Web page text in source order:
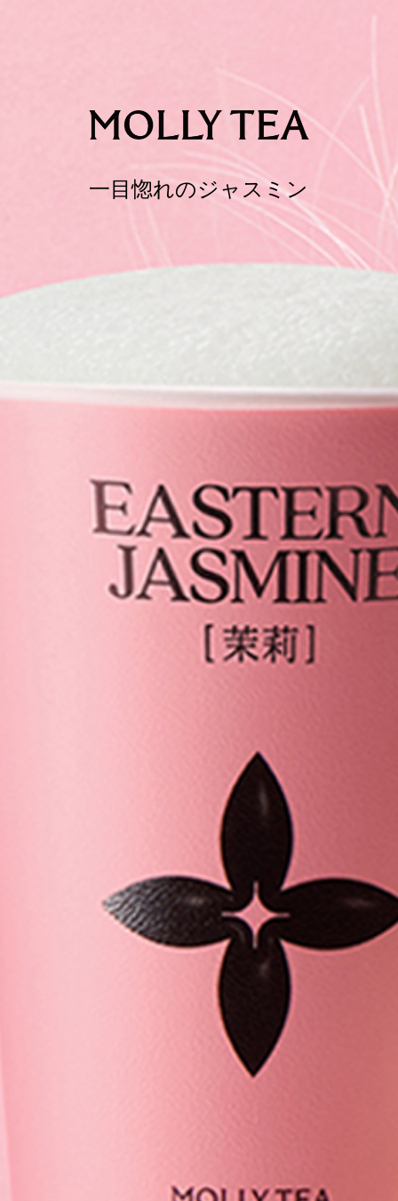
一目惚れのジャスミン